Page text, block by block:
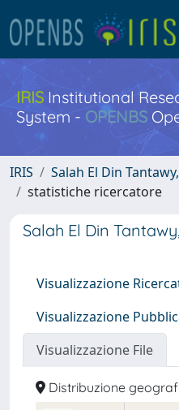
IRISInstitutional
System - OPENBS
IRIS
Salah El Din
statistiche ricercatore
Salah El Din
Visualizzazione
Visualizzazione
Visualizzazione File
Distribuzione